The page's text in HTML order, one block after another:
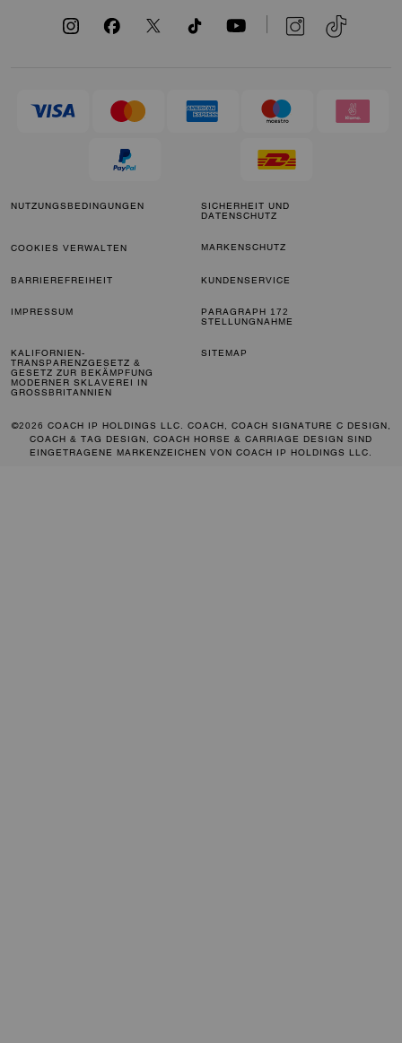
NUTZUNGSBEDINGUNGEN
SICHERHEIT UND
DATENSCHUTZ
COOKIES VERWALTEN MARKENSCHUTZ
BARRIEREFREIHEIT KUNDENSERVICE
IMPRESSUM
PARAGRAPH 172
STELLUNGNAHME
KALIFORNIEN-
TRANSPARENZGESETZ &
GESETZ ZUR BEKÄMPFUNG
MODERNER SKLAVEREI IN
GROSSBRITANNIEN
SITEMAP
©2026 COACH IP HOLDINGS LLC. COACH, COACH SIGNATURE C DESIGN,
COACH & TAG DESIGN, COACH HORSE & CARRIAGE DESIGN SIND
EINGETRAGENE MARKENZEICHEN VON COACH IP HOLDINGS LLC.